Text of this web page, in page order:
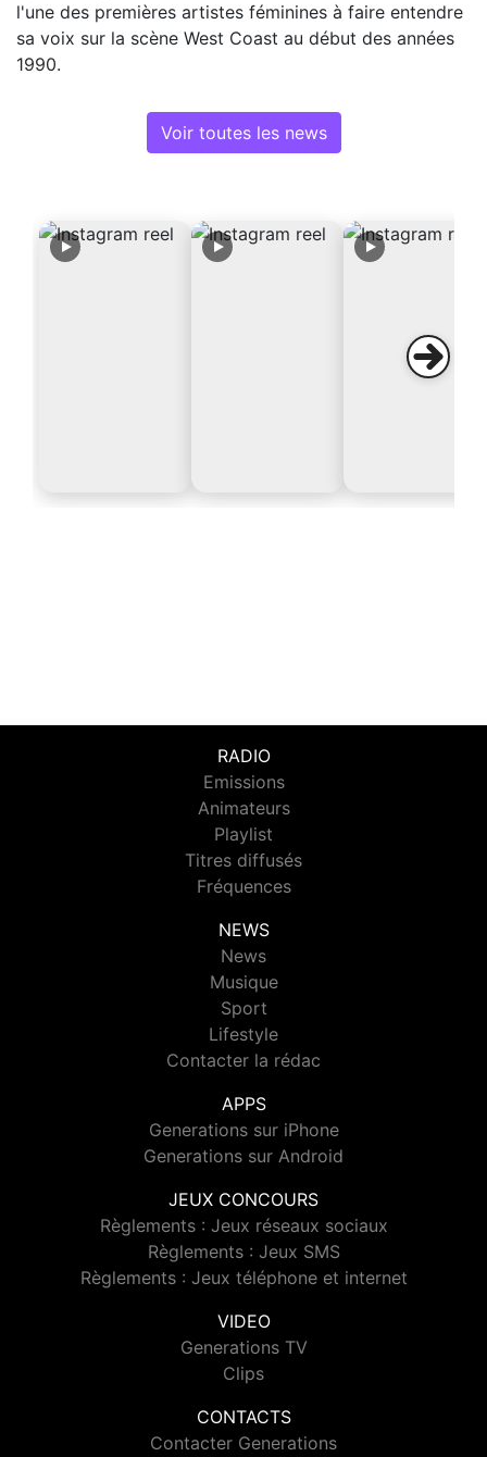
l'une des premières artistes féminines à faire entendre
sa voix sur la scène West Coast au début des années
1990.
Voir toutes les news
RADIO
Emissions
Animateurs
Playlist
Titres diffusés
Fréquences
NEWS
News
Musique
Sport
Lifestyle
Contacter la rédac
APPS
Generations sur iPhone
Generations sur Android
JEUX CONCOURS
Règlements : Jeux réseaux sociaux
Règlements : Jeux SMS
Règlements : Jeux téléphone et internet
VIDEO
Generations TV
Clips
CONTACTS
Contacter Generations